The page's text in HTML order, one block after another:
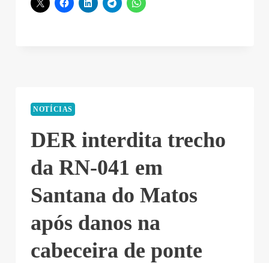
NOTÍCIAS
DER interdita trecho
da RN-041 em
Santana do Matos
após danos na
cabeceira de ponte